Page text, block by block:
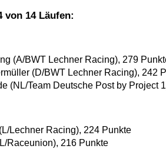
von 14 Läufen:
(A/BWT Lechner Racing), 279
(D/BWT Lechner Racing), 242
(NL/Team Deutsche Post by Project
Lechner Racing), 224 Punkte
Raceunion), 216 Punkte